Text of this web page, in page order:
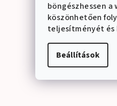
böngészhessen
köszönhetően
teljesítményét
Beállítások